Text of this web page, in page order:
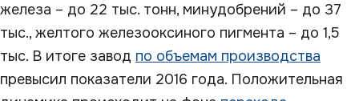
железа – до 22 тыс. тонн, минудобрений – до 37
тыс., желтого железооксиного пигмента – до 1,5
тыс. В итоге завод по объемам производства
превысил показатели 2016 года. Положительная